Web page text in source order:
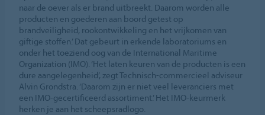
naar de oever als er brand uitbreekt. Daarom worden alle
producten en goederen aan boord getest op
brandveiligheid, rookontwikkeling en het vrijkomen van
giftige stoffen.’ Dat gebeurt in erkende laboratoriums en
onder het toeziend oog van de International Maritime
Organization (IMO). ‘Het laten keuren van de producten is een
dure aangelegenheid’, zegt Technisch-commercieel adviseur
Alvin Grondstra. ‘Daarom zijn er niet veel leveranciers met
een IMO-gecertificeerd assortiment.’ Het IMO-keurmerk
herken je aan het scheepsradlogo.